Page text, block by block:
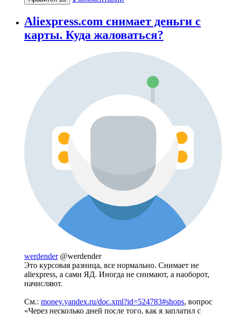
Aliexpress.com снимает деньги с
карты. Куда жаловаться?
werdender @werdender
Это курсовая разница, все нормально. Снимает не
aliexpress, а сами ЯД. Иногда не снимают, а наоборот,
начисляют.
См.: money.yandex.ru/doc.xml?id=524783#shops, вопрос
«Через несколько дней после того, как я заплатил с